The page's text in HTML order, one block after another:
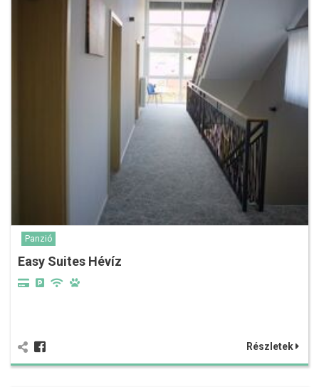
Panzió
Easy Suites Hévíz
Részletek